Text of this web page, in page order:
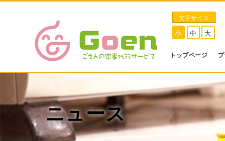
文字サイズ
小 中 大
トップページ
ニュース